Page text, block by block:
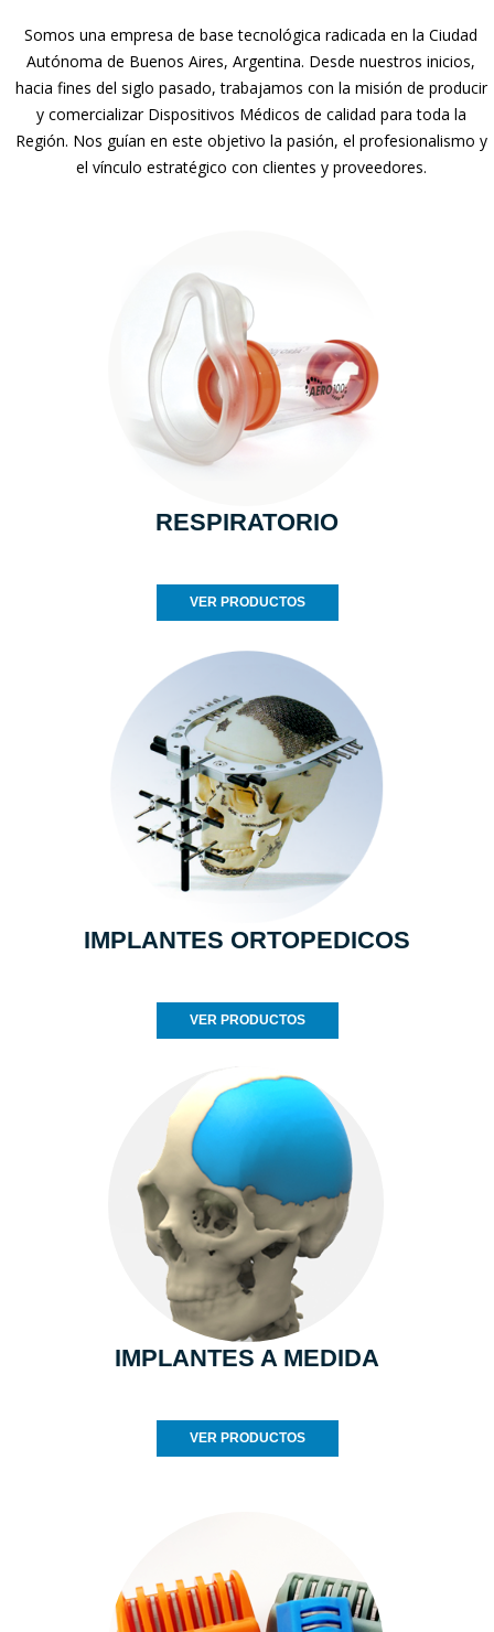
Somos una empresa de base tecnológica radicada en la Ciudad
Autónoma de Buenos Aires, Argentina. Desde nuestros inicios,
hacia fines del siglo pasado, trabajamos con la misión de producir
y comercializar Dispositivos Médicos de calidad para toda la
Región. Nos guían en este objetivo la pasión, el profesionalismo y
el vínculo estratégico con clientes y proveedores.
RESPIRATORIO
VER PRODUCTOS
IMPLANTES ORTOPEDICOS
VER PRODUCTOS
IMPLANTES A MEDIDA
VER PRODUCTOS